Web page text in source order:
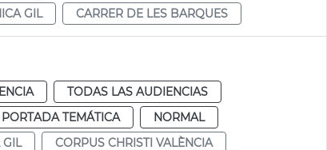
GIL CARRER DE LES BARQUES
TODAS LAS AUDIENCIAS
TEMÁTICA
NORMAL
GIL CORPUS CHRISTI VALÈNCIA